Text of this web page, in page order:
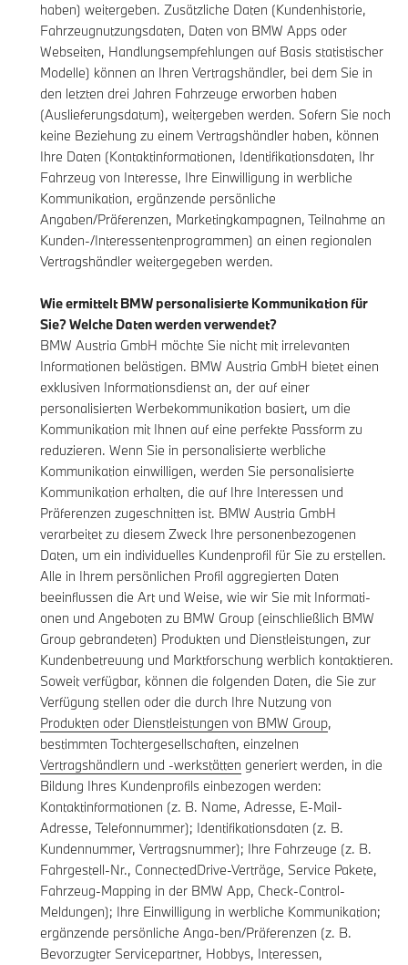
haben) weitergeben. Zusätzliche Daten (Kundenhistorie,
Fahrzeugnutzungsdaten, Daten von BMW Apps oder
Webseiten, Handlungsempfehlungen auf Basis statistischer
Modelle) können an Ihren Vertragshändler, bei dem Sie in
den letzten drei Jahren Fahrzeuge erworben haben
(Auslieferungsdatum), weitergeben werden. Sofern Sie noch
keine Beziehung zu einem Vertragshändler haben, können
Ihre Daten (Kontaktinformationen, Identifikationsdaten, Ihr
Fahrzeug von Interesse, Ihre Einwilligung in werbliche
Kommunikation, ergänzende persönliche
Angaben/Präferenzen, Marketingkampagnen, Teilnahme an
Kunden-/Interessentenprogrammen) an einen regionalen
Vertragshändler weitergegeben werden.
Wie ermittelt BMW personalisierte Kommunikation für
Sie? Welche Daten werden verwendet?
BMW Austria GmbH möchte Sie nicht mit irrelevanten
Informationen belästigen. BMW Austria GmbH bietet einen
exklusiven Informationsdienst an, der auf einer
personalisierten Werbekommunikation basiert, um die
Kommunikation mit Ihnen auf eine perfekte Passform zu
reduzieren. Wenn Sie in personalisierte werbliche
Kommunikation einwilligen, werden Sie personalisierte
Kommunikation erhalten, die auf Ihre Interessen und
Präferenzen zugeschnitten ist. BMW Austria GmbH
verarbeitet zu diesem Zweck Ihre personenbezogenen
Daten, um ein individuelles Kundenprofil für Sie zu erstellen.
Alle in Ihrem persönlichen Profil aggregierten Daten
beeinflussen die Art und Weise, wie wir Sie mit Informati-
onen und Angeboten zu BMW Group (einschließlich BMW
Group gebrandeten) Produkten und Dienstleistungen, zur
Kundenbetreuung und Marktforschung werblich kontaktieren.
Soweit verfügbar, können die folgenden Daten, die Sie zur
Verfügung stellen oder die durch Ihre Nutzung von
Produkten oder Dienstleistungen von BMW Group,
bestimmten Tochtergesellschaften, einzelnen
Vertragshändlern und -werkstätten generiert werden, in die
Bildung Ihres Kundenprofils einbezogen werden:
Kontaktinformationen (z. B. Name, Adresse, E-Mail-
Adresse, Telefonnummer); Identifikationsdaten (z. B.
Kundennummer, Vertragsnummer); Ihre Fahrzeuge (z. B.
Fahrgestell-Nr., ConnectedDrive-Verträge, Service Pakete,
Fahrzeug-Mapping in der BMW App, Check-Control-
Meldungen); Ihre Einwilligung in werbliche Kommunikation;
ergänzende persönliche Anga-ben/Präferenzen (z. B.
Bevorzugter Servicepartner, Hobbys, Interessen,